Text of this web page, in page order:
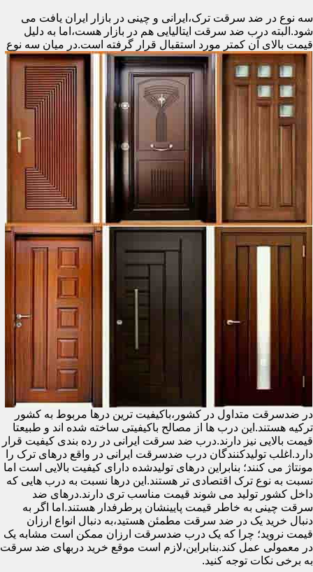
سه نوع در ضد سرقت ترک،ایرانی و چینی در بازار ایران یافت می
شود.البته درب ضد سرقت ایتالیایی هم در بازار هست،اما به دلیل
قیمت بالای آن کمتر مورد استقبال قرار گرفته است.در میان سه نوع
در ضدسرقت متداول در کشور،باکیفیت ترین درها مربوط به کشور
ترکیه هستند.این درب ها از مصالح باکیفیتی ساخته شده اند و طبیعتا
قیمت بالایی نیز دارند.درب ضد سرقت ایرانی در رده بندی کیفیت قرار
دارد.اغلب تولیدکنندگان درب ضدسرقت ایرانی در واقع درهای ترک را
مونتاژ می کنند؛ بنابراین درهای تولیدشده دارای کیفیت بالایی است اما
نسبت به نوع ترک اقتصادی تر هستند.این درها نسبت به درب هایی که
داخل کشور تولید می شوند قیمت مناسب تری دارند.درهای ضد
سرقت چینی به خاطر قیمت پایینشان پرطرفدار هستند.اما اگر به
دنبال خرید یک در ضد سرقت مطمئن هستید،به دنبال انواع ارزان
قیمت نروید؛ چرا که یک درب ضدسرقت ارزان ممکن است مشابه یک
در معمولی عمل کند.بنابراین،لازم است موقع خرید دربهای ضد سرقت
به برخی نکات توجه کنید.